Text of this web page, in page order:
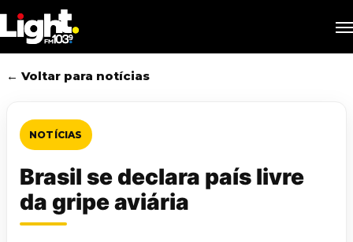
to
main
content
← Voltar para notícias
NOTÍCIAS
Brasil se declara país livre
da gripe aviária